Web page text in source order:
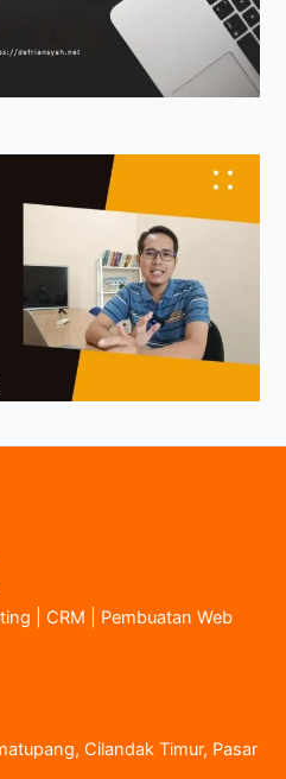
| CRM | Pembuatan Web
Cilandak Timur, Pasar